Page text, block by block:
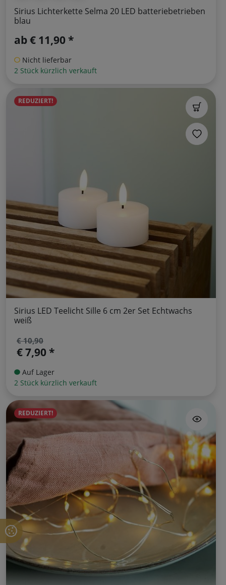
Sirius Lichterkette Selma 20 LED batteriebetrieben
blau
ab€ 11,90 *
Nicht lieferbar
2 Stück kürzlich verkauft
REDUZIERT!
Sirius LED Teelicht Sille 6 cm 2er Set Echtwachs
weiß
€ 10,90
€ 7,90 *
Auf Lager
2 Stück kürzlich verkauft
REDUZIERT!